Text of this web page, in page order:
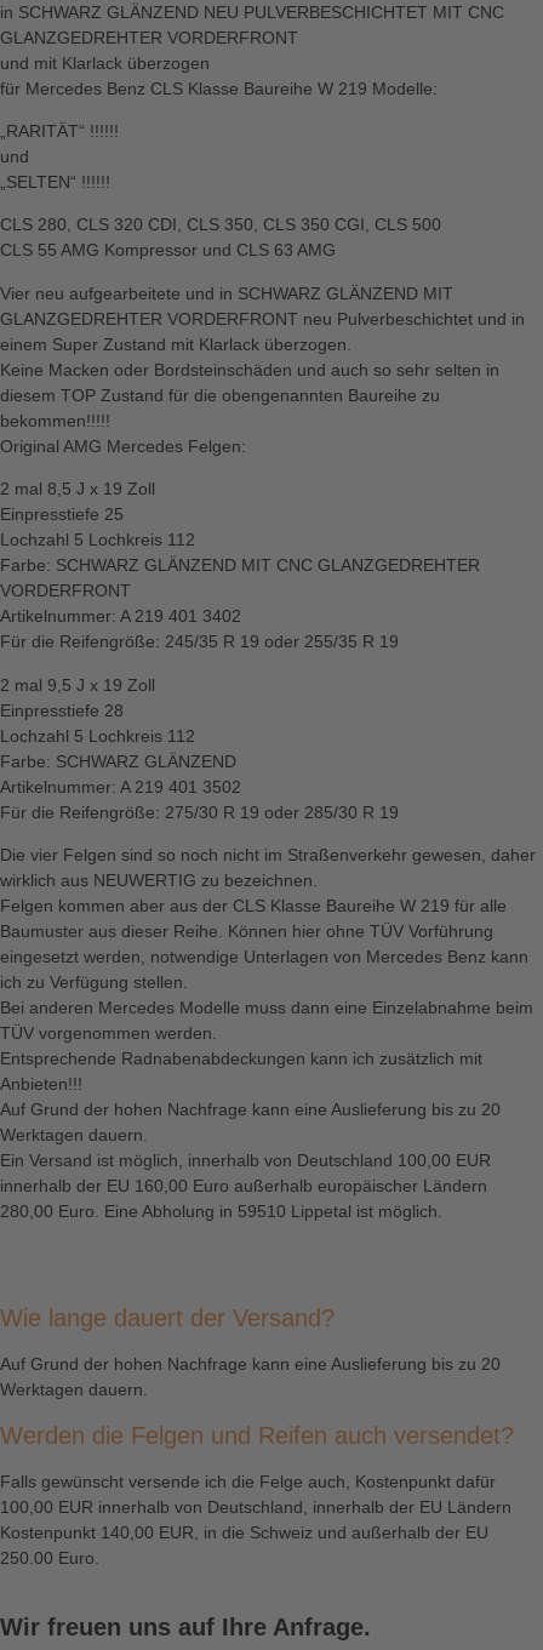
in SCHWARZ GLÄNZEND NEU PULVERBESCHICHTET MIT CNC
GLANZGEDREHTER VORDERFRONT
und mit Klarlack überzogen
für Mercedes Benz CLS Klasse Baureihe W 219 Modelle:
„RARITÄT“ !!!!!!
und
„SELTEN“ !!!!!!
CLS 280, CLS 320 CDI, CLS 350, CLS 350 CGI, CLS 500
CLS 55 AMG Kompressor und CLS 63 AMG
Vier neu aufgearbeitete und in SCHWARZ GLÄNZEND MIT
GLANZGEDREHTER VORDERFRONT neu Pulverbeschichtet und in
einem Super Zustand mit Klarlack überzogen.
Keine Macken oder Bordsteinschäden und auch so sehr selten in
diesem TOP Zustand für die obengenannten Baureihe zu
bekommen!!!!!
Original AMG Mercedes Felgen:
2 mal 8,5 J x 19 Zoll
Einpresstiefe 25
Lochzahl 5 Lochkreis 112
Farbe: SCHWARZ GLÄNZEND MIT CNC GLANZGEDREHTER
VORDERFRONT
Artikelnummer: A 219 401 3402
Für die Reifengröße: 245/35 R 19 oder 255/35 R 19
2 mal 9,5 J x 19 Zoll
Einpresstiefe 28
Lochzahl 5 Lochkreis 112
Farbe: SCHWARZ GLÄNZEND
Artikelnummer: A 219 401 3502
Für die Reifengröße: 275/30 R 19 oder 285/30 R 19
Die vier Felgen sind so noch nicht im Straßenverkehr gewesen, daher
wirklich aus NEUWERTIG zu bezeichnen.
Felgen kommen aber aus der CLS Klasse Baureihe W 219 für alle
Baumuster aus dieser Reihe. Können hier ohne TÜV Vorführung
eingesetzt werden, notwendige Unterlagen von Mercedes Benz kann
ich zu Verfügung stellen.
Bei anderen Mercedes Modelle muss dann eine Einzelabnahme beim
TÜV vorgenommen werden.
Entsprechende Radnabenabdeckungen kann ich zusätzlich mit
Anbieten!!!
Auf Grund der hohen Nachfrage kann eine Auslieferung bis zu 20
Werktagen dauern.
Ein Versand ist möglich, innerhalb von Deutschland 100,00 EUR
innerhalb der EU 160,00 Euro außerhalb europäischer Ländern
280,00 Euro. Eine Abholung in 59510 Lippetal ist möglich.
Wie lange dauert der Versand?
Auf Grund der hohen Nachfrage kann eine Auslieferung bis zu 20
Werktagen dauern.
Werden die Felgen und Reifen auch versendet?
Falls gewünscht versende ich die Felge auch, Kostenpunkt dafür
100,00 EUR innerhalb von Deutschland, innerhalb der EU Ländern
Kostenpunkt 140,00 EUR, in die Schweiz und außerhalb der EU
250.00 Euro.
Wir freuen uns auf Ihre Anfrage.